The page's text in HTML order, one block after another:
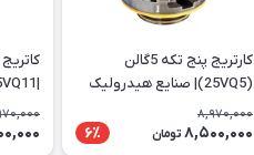
کارتریج پنج تکه 5گالن
(25VQ5)| صنایع هیدرولیک
ایرانیان
8,970,000
8,500,000 تومان 6٪
|25VQ11